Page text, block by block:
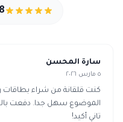
سارة المحسن
٥ مارس ٢٠٢٦
كنت قلقانة من شراء بطاقات
الموضوع سهل جدا. دفعت
تاني أكيد!